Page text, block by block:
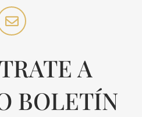
A
BOLETÍN